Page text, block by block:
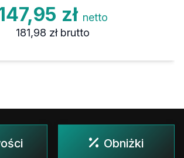
zł netto
181,98 zł brutto
Obniżki